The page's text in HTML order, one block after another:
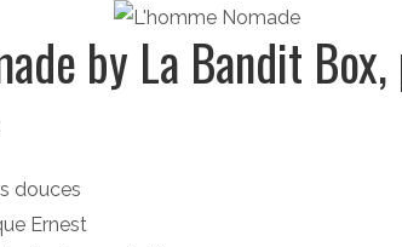
by La Bandit
douces
Ernest